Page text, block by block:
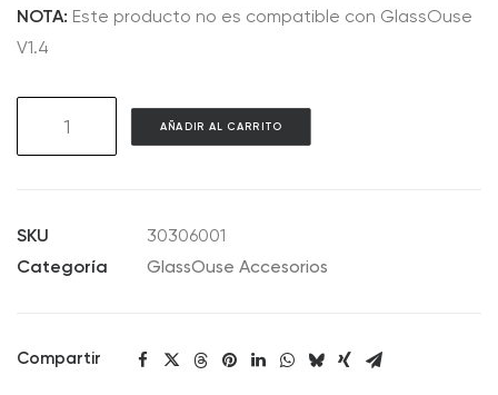
NOTA: Este producto no es compatible con GlassOuse
V1.4
3.5mm
Splitter
AÑADIR AL CARRITO
SKU
30306001
Categoría
GlassOuse Accesorios
Compartir